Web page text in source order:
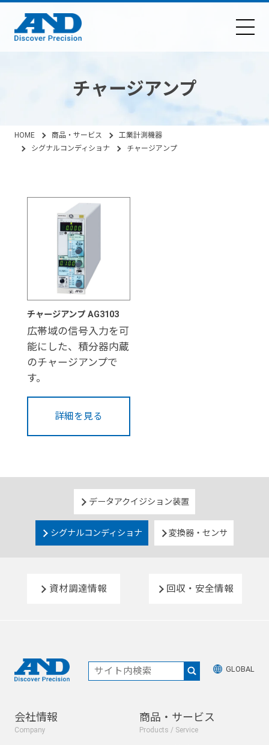
チャージアンプ
HOME 商品・サービス
工業計測機器
シグナルコンディショナ
チャージアンプ
チャージアンプ AG3103
広帯域の信号入力を可
能にした、積分器内蔵
のチャージアンプで
す。
詳細を見る
データアクイジション装置
シグナルコンディショナ 変換器・センサ
資材調達情報 回収・安全情報
GLOBAL
会社情報
Company
商品・サービス
Products / Service